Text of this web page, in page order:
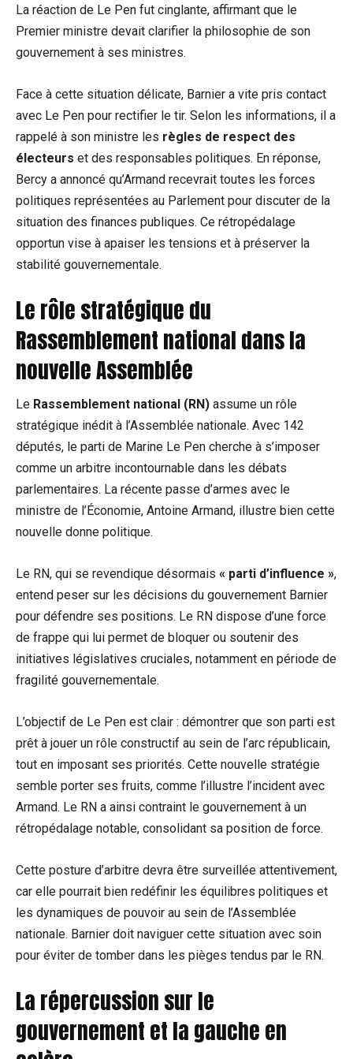
La réaction de Le Pen fut cinglante, affirmant que le
Premier ministre devait clarifier la philosophie de son
gouvernement à ses ministres.
Face à cette situation délicate, Barnier a vite pris contact
avec Le Pen pour rectifier le tir. Selon les informations, il a
rappelé à son ministre les règles de respect des
électeurs et des responsables politiques. En réponse,
Bercy a annoncé qu’Armand recevrait toutes les forces
politiques représentées au Parlement pour discuter de la
situation des finances publiques. Ce rétropédalage
opportun vise à apaiser les tensions et à préserver la
stabilité gouvernementale.
Le rôle stratégique du
Rassemblement national dans la
nouvelle Assemblée
Le Rassemblement national (RN) assume un rôle
stratégique inédit à l’Assemblée nationale. Avec 142
députés, le parti de Marine Le Pen cherche à s’imposer
comme un arbitre incontournable dans les débats
parlementaires. La récente passe d’armes avec le
ministre de l’Économie, Antoine Armand, illustre bien cette
nouvelle donne politique.
Le RN, qui se revendique désormais « parti d’influence »,
entend peser sur les décisions du gouvernement Barnier
pour défendre ses positions. Le RN dispose d’une force
de frappe qui lui permet de bloquer ou soutenir des
initiatives législatives cruciales, notamment en période de
fragilité gouvernementale.
L’objectif de Le Pen est clair : démontrer que son parti est
prêt à jouer un rôle constructif au sein de l’arc républicain,
tout en imposant ses priorités. Cette nouvelle stratégie
semble porter ses fruits, comme l’illustre l’incident avec
Armand. Le RN a ainsi contraint le gouvernement à un
rétropédalage notable, consolidant sa position de force.
Cette posture d’arbitre devra être surveillée attentivement,
car elle pourrait bien redéfinir les équilibres politiques et
les dynamiques de pouvoir au sein de l’Assemblée
nationale. Barnier doit naviguer cette situation avec soin
pour éviter de tomber dans les pièges tendus par le RN.
La répercussion sur le
gouvernement et la gauche en